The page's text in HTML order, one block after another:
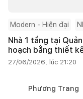
Modern - Hiện đại
Nhà 1 tầng tại
hoạch bằng thiết
27/06/2026, lúc 21:20
Phương Trang